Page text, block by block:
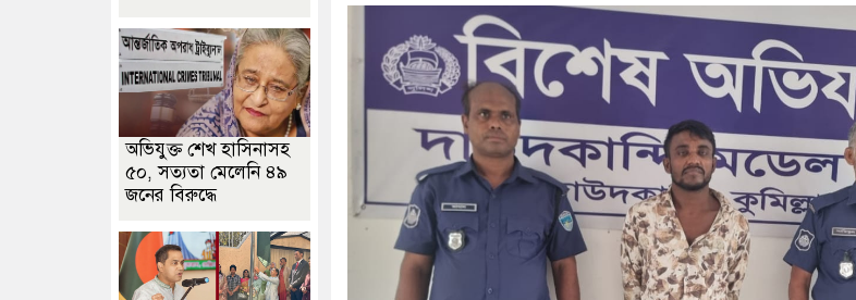
অভিযুক্ত শেখ হাসিনাসহ
৫০, সত্যতা মেলেনি ৪৯
জনের বিরুদ্ধে